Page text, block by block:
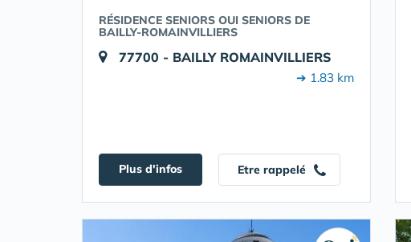
RÉSIDENCE SENIORS OUI SENIORS DE
BAILLY-ROMAINVILLIERS
77700 - BAILLY ROMAINVILLIERS
➔ 1.83 km
Plus d'infos Etre rappelé